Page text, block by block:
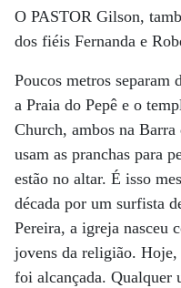
O PASTOR Gilson,
dos fiéis Fernanda e
Poucos metros separam
a Praia do Pepê e o
Church, ambos na
usam as pranchas para
estão no altar. É isso
década por um surfista
Pereira, a igreja nasceu
jovens da religião. Hoje,
foi alcançada. Qualquer